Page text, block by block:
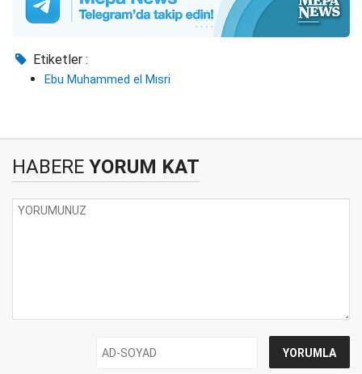
Etiketler :
Ebu Muhammed el Mısri
HABERE YORUM KAT